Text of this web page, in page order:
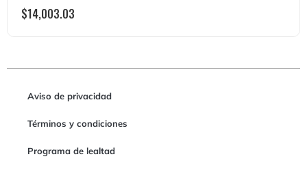
$14,003.03
Aviso de privacidad
Términos y condiciones
Programa de lealtad